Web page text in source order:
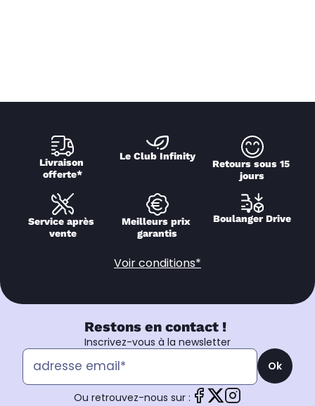
Livraison
offerte*
Le Club Infinity
Retours sous 15
jours
Service après
vente
Meilleurs prix
garantis
Boulanger Drive
Voir conditions*
Restons en contact !
Inscrivez-vous à la newsletter
Ok
Ou retrouvez-nous sur :